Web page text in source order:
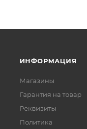
ИНФОРМАЦИЯ
Магазины
Гарантия на товар
Реквизиты
Политика